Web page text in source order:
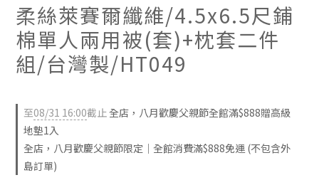
柔絲萊賽爾纖維/4.5x6.5尺鋪
棉單人兩用被(套)+枕套二件
組/台灣製/HT049
至08/31 16:00截止 全店，八月歡慶父親節全館滿$888贈高級
地墊1入
全店，八月歡慶父親節限定｜全館消費滿$888免運 (不包含外
島訂單)